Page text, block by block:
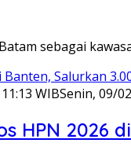
sebagai
WIBSenin, 09/
HPN 2026